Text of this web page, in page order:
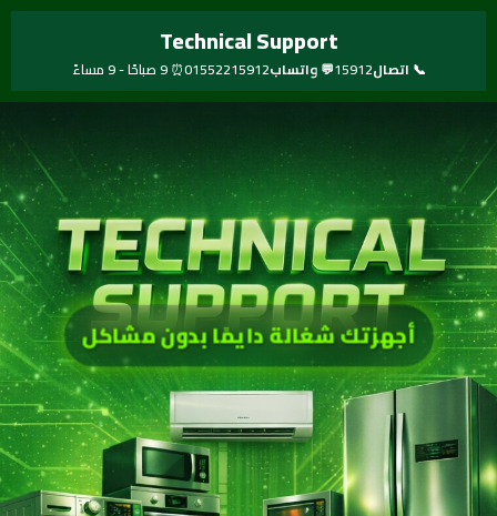
تخطي
Technical Support
📞 اتصال15912💬 واتساب01552215912⏰ 9 صباحًا - 9 مساءً
أجهزتك شغالة دايمًا بدون مشاكل